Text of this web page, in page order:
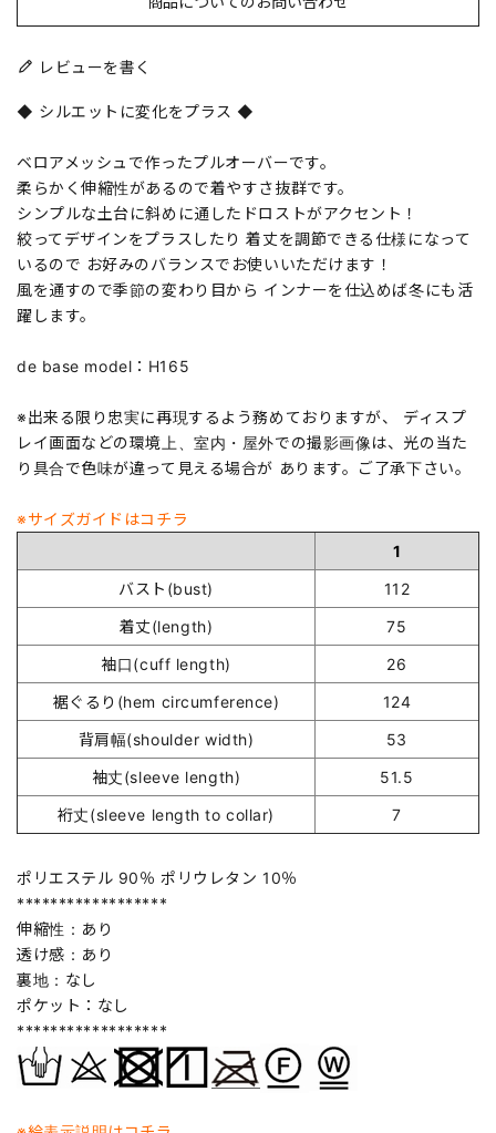
レビューを書く
◆ シルエットに変化をプラス ◆
ベロアメッシュで作ったプルオーバーです。
柔らかく伸縮性があるので着やすさ抜群です。
シンプルな土台に斜めに通したドロストがアクセント！
絞ってデザインをプラスしたり 着丈を調節できる仕様になって
いるので お好みのバランスでお使いいただけます！
風を通すので季節の変わり目から インナーを仕込めば冬にも活
躍します。
de base model：H165
※出来る限り忠実に再現するよう務めておりますが、 ディスプ
レイ画面などの環境上、室内・屋外での撮影画像は、光の当た
り具合で色味が違って見える場合が あります。ご了承下さい。
※サイズガイドはコチラ
1
バスト(bust)
112
着丈(length)
75
袖口(cuff length)
26
裾ぐるり(hem circumference)
124
背肩幅(shoulder width)
53
袖丈(sleeve length)
51.5
裄丈(sleeve length to collar)
7
ポリエステル 90％ ポリウレタン 10％
******************
伸縮性：あり
透け感：あり
裏地：なし
ポケット：なし
******************